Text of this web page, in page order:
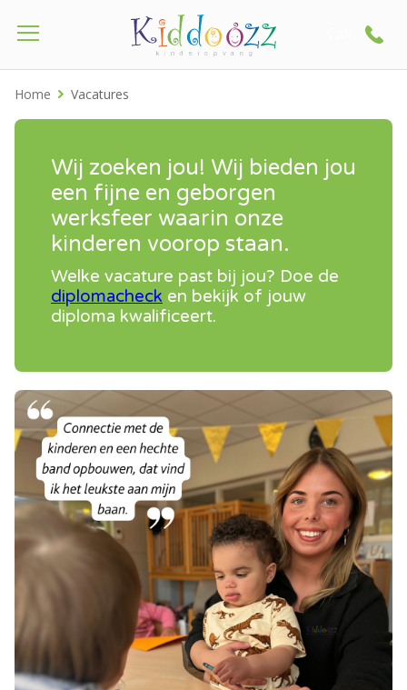
Home Vacatures
Wij zoeken jou! Wij bieden jou
een fijne en geborgen
werksfeer waarin onze
kinderen voorop staan.
Welke vacature past bij jou? Doe de
diplomacheck en bekijk of jouw
diploma kwalificeert.